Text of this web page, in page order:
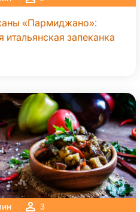
«Пармиджано»:
итальянская запеканка
3